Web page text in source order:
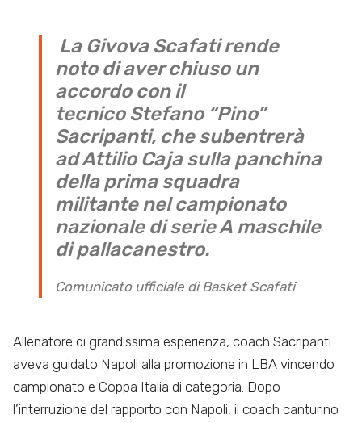
La Givova Scafati rende
noto di aver chiuso un
accordo con il
tecnico Stefano “Pino”
Sacripanti, che subentrerà
ad Attilio Caja sulla panchina
della prima squadra
militante nel campionato
nazionale di serie A maschile
di pallacanestro.
Comunicato ufficiale di Basket Scafati
Allenatore di grandissima esperienza, coach Sacripanti
aveva guidato Napoli alla promozione in LBA vincendo
campionato e Coppa Italia di categoria. Dopo
l’interruzione del rapporto con Napoli, il coach canturino